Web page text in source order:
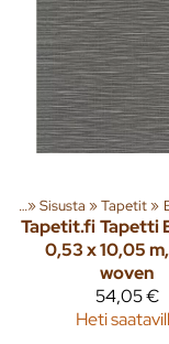
‪»Sisusta ‪»Tapetit‪»
Tapetit.fi Tapetti
0,53 x 10,05
woven
54,05 €
Heti